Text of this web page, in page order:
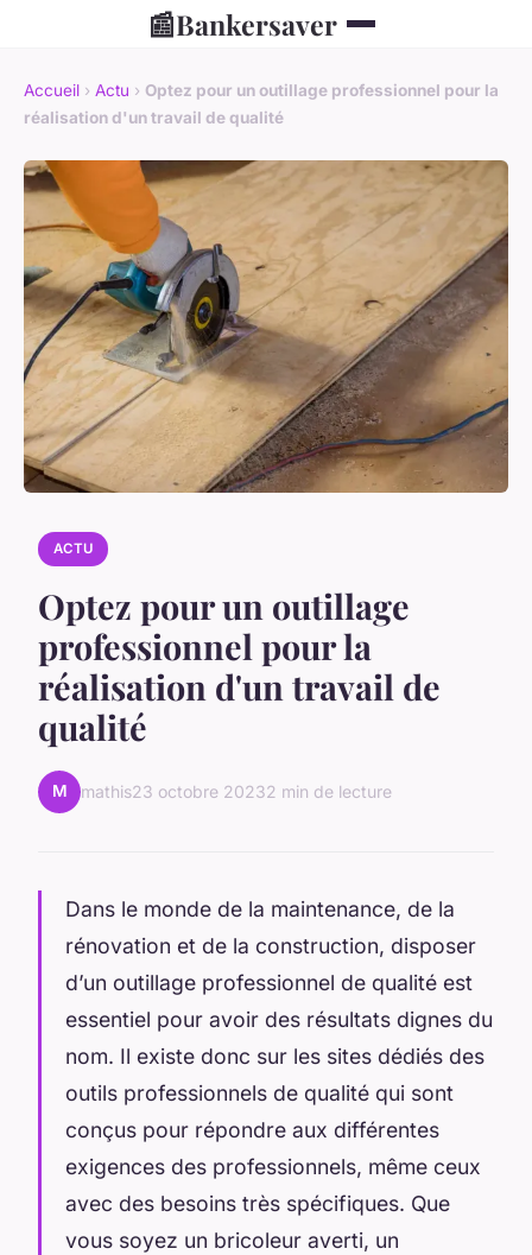
📰Bankersaver
Accueil › Actu › Optez pour un outillage professionnel pour la
réalisation d'un travail de qualité
ACTU
Optez pour un outillage
professionnel pour la
réalisation d'un travail de
qualité
M mathis23 octobre 20232 min de lecture
Dans le monde de la maintenance, de la
rénovation et de la construction, disposer
d’un outillage professionnel de qualité est
essentiel pour avoir des résultats dignes du
nom. Il existe donc sur les sites dédiés des
outils professionnels de qualité qui sont
conçus pour répondre aux différentes
exigences des professionnels, même ceux
avec des besoins très spécifiques. Que
vous soyez un bricoleur averti, un